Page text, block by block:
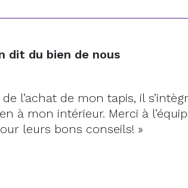
dit du bien de nous
qualité, il me convient
les délais et emballage soigné. »